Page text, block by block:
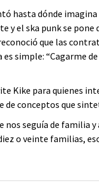
hasta dónde imagina
y el ska punk se
que las
simple: “Cagarme
Kike para quienes
de conceptos que
seguía de familia
o veinte familias,